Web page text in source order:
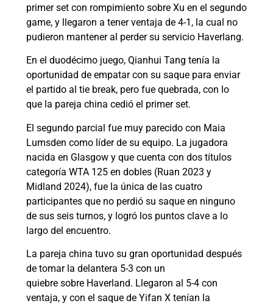
primer set con rompimiento sobre Xu en el segundo
game, y llegaron a tener ventaja de 4-1, la cual no
pudieron mantener al perder su servicio Haverlang.
En el duodécimo juego, Qianhui Tang tenía la
oportunidad de empatar con su saque para enviar
el partido al tie break, pero fue quebrada, con lo
que la pareja china cedió el primer set.
El segundo parcial fue muy parecido con Maia
Lumsden como líder de su equipo. La jugadora
nacida en Glasgow y que cuenta con dos títulos
categoría WTA 125 en dobles (Ruan 2023 y
Midland 2024), fue la única de las cuatro
participantes que no perdió su saque en ninguno
de sus seis turnos, y logró los puntos clave a lo
largo del encuentro.
La pareja china tuvo su gran oportunidad después
de tomar la delantera 5-3 con un
quiebre sobre Haverland. Llegaron al 5-4 con
ventaja, y con el saque de Yifan X tenían la